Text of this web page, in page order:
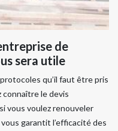
de
sera utile
qu’il faut être pris
connaître le devis
vous voulez renouveler
garantit l’efficacité des